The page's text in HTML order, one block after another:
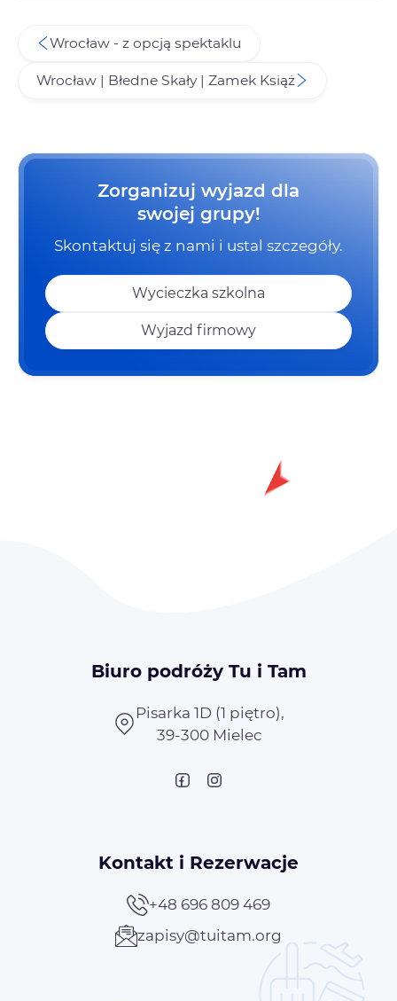
Wrocław - z opcją spektaklu
Wrocław | Błedne Skały | Zamek Książ
Zorganizuj wyjazd dla
swojej grupy!
Skontaktuj się z nami i ustal szczegóły.
Wycieczka szkolna
Wyjazd firmowy
Biuro podróży Tu i Tam
Pisarka 1D (1 piętro),
39-300 Mielec
Kontakt i Rezerwacje
+48 696 809 469
zapisy@tuitam.org